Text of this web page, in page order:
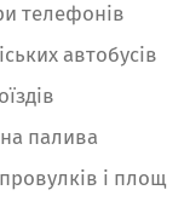
телефонів
автобусів
палива
і площ